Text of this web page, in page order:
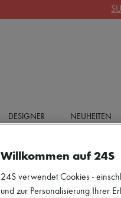
DESIGNER NEUHEITEN
Willkommen auf 24S
24S verwendet Cookies -
und zur Personalisierung Ihrer